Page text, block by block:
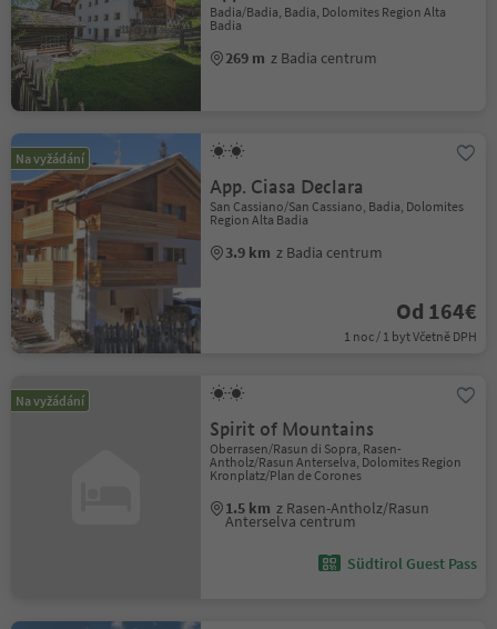
Badia/Badia, Badia, Dolomites Region Alta
Badia
269 m z Badia centrum
Na vyžádání
App. Ciasa Declara
San Cassiano/San Cassiano, Badia, Dolomites
Region Alta Badia
3.9 km z Badia centrum
Od 164€
1 noc / 1 byt Včetně DPH
Na vyžádání
Spirit of Mountains
Oberrasen/Rasun di Sopra, Rasen-
Antholz/Rasun Anterselva, Dolomites Region
Kronplatz/Plan de Corones
1.5 km z Rasen-Antholz/Rasun
Anterselva centrum
Südtirol Guest Pass